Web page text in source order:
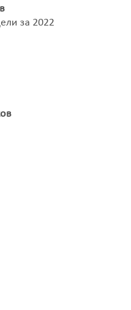
за 2022